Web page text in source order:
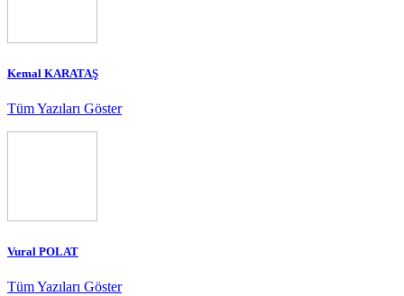
Kemal KARATAŞ
Tüm Yazıları Göster
Vural POLAT
Tüm Yazıları Göster